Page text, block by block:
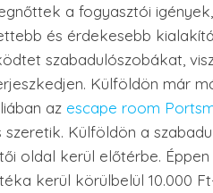
a fogyasztói
és érdekesebb
szabadulószobákat,
Külföldön már
az escape room
Külföldön a
oldal kerül előtérbe.
kerül körülbelül 10.000